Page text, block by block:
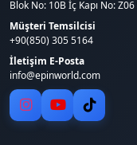
Blok No: 10B İç Kapı No:
Müşteri Temsilcisi
+90(850) 305 5164
İletişim E-Posta
info@epinworld.com